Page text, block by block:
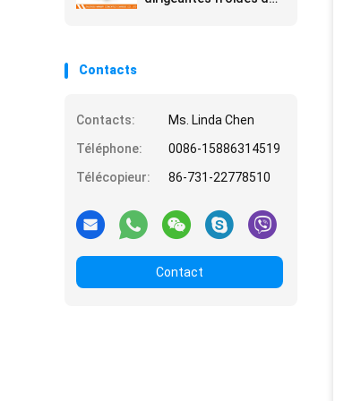
Contacts
Contacts:
Ms. Linda Chen
Téléphone:
0086-15886314519
Télécopieur:
86-731-22778510
Contact